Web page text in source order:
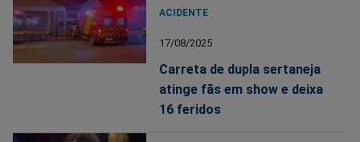
ACIDENTE
17/08/2025
Carreta de dupla sertaneja
atinge fãs em show e deixa
16 feridos